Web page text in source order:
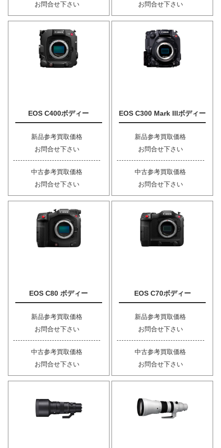
お問合せ下さい
お問合せ下さい
EOS C400ボディー
新品参考買取価格
お問合せ下さい
中古参考買取価格
お問合せ下さい
EOS C300 Mark IIIボディー
新品参考買取価格
お問合せ下さい
中古参考買取価格
お問合せ下さい
EOS C80 ボディー
新品参考買取価格
お問合せ下さい
中古参考買取価格
お問合せ下さい
EOS C70ボディー
新品参考買取価格
お問合せ下さい
中古参考買取価格
お問合せ下さい